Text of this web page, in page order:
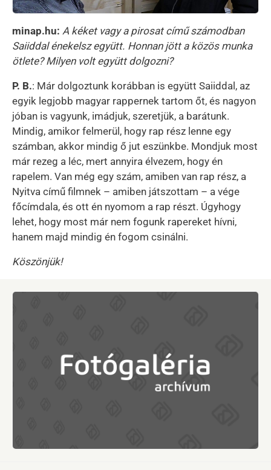
minap.hu: A kéket vagy a pirosat című számodban
Saiiddal énekelsz együtt. Honnan jött a közös munka
ötlete? Milyen volt együtt dolgozni?
P. B.: Már dolgoztunk korábban is együtt Saiiddal, az
egyik legjobb magyar rappernek tartom őt, és nagyon
jóban is vagyunk, imádjuk, szeretjük, a barátunk.
Mindig, amikor felmerül, hogy rap rész lenne egy
számban, akkor mindig ő jut eszünkbe. Mondjuk most
már rezeg a léc, mert annyira élvezem, hogy én
rapelem. Van még egy szám, amiben van rap rész, a
Nyitva című filmnek – amiben játszottam – a vége
főcímdala, és ott én nyomom a rap részt. Úgyhogy
lehet, hogy most már nem fogunk rapereket hívni,
hanem majd mindig én fogom csinálni.
Köszönjük!